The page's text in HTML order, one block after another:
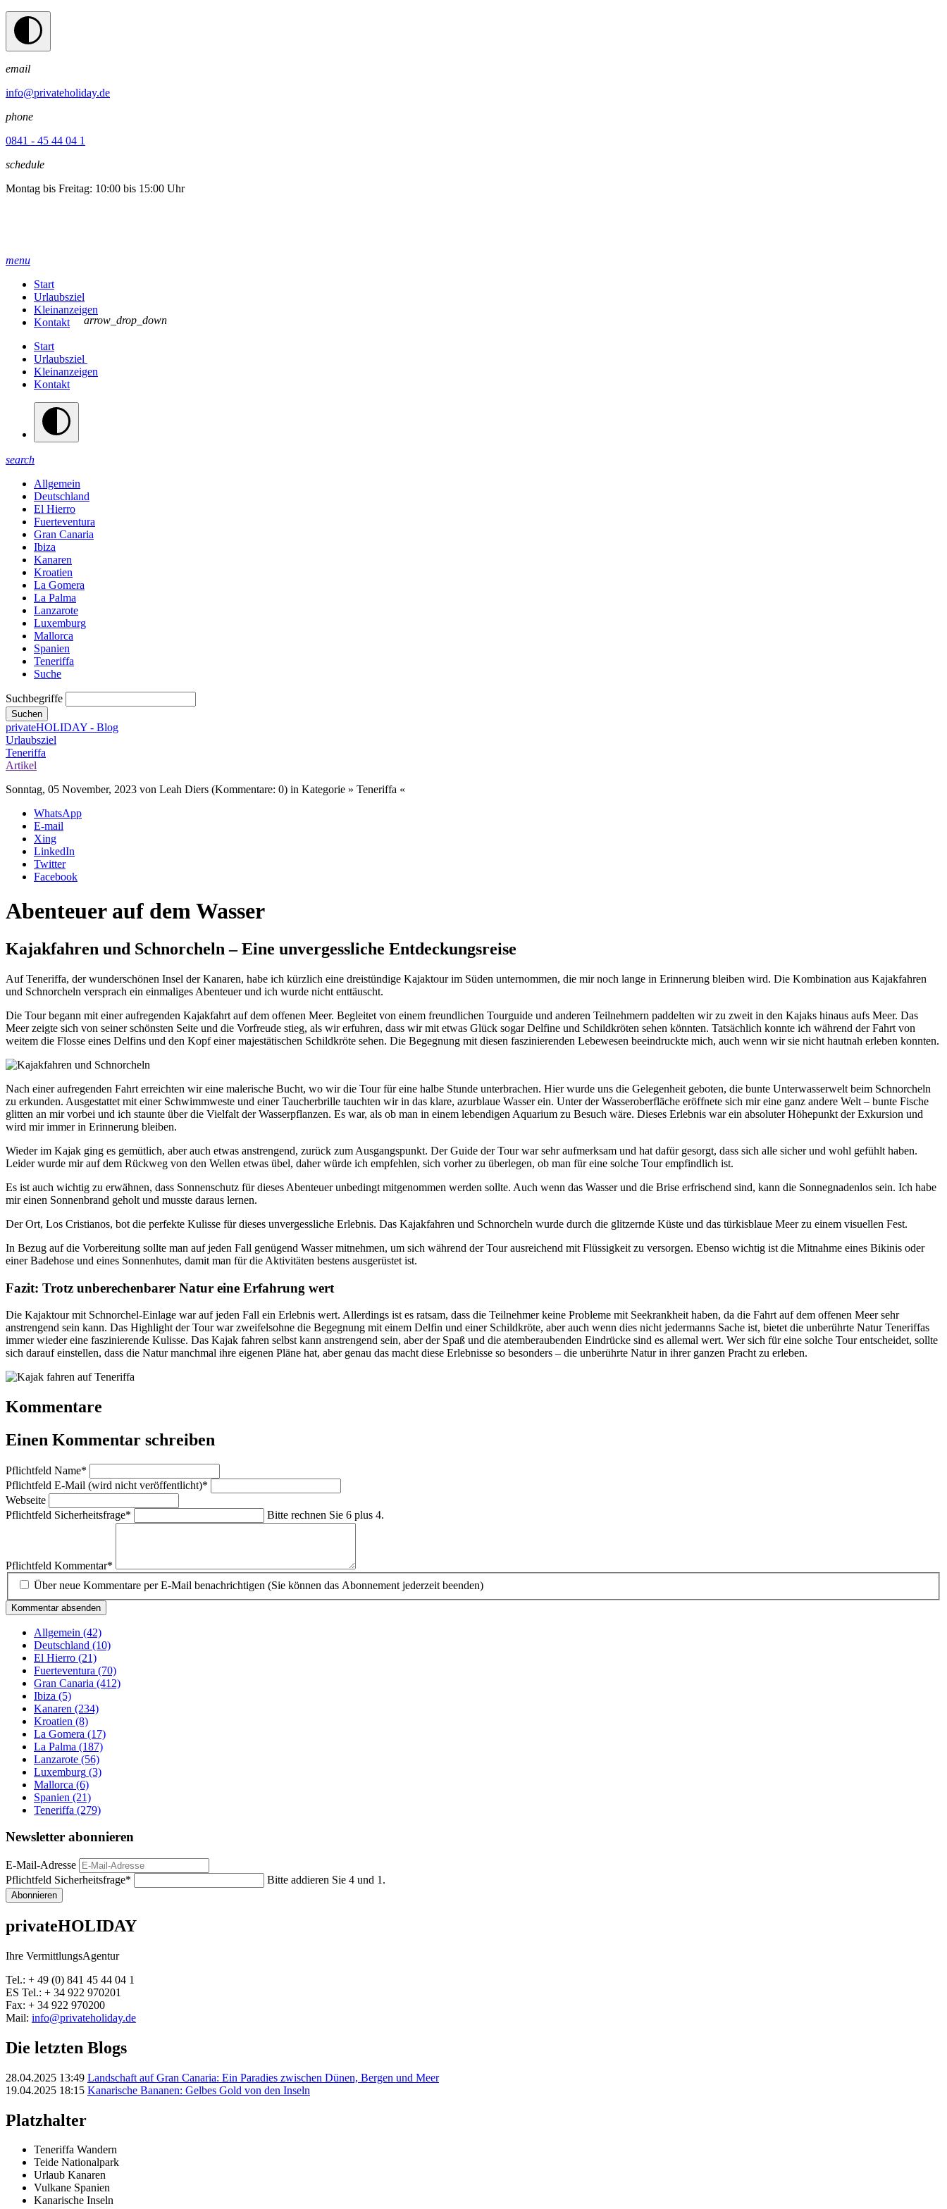
email
info@privateholiday.de
phone
0841 - 45 44 04 1
schedule
Montag bis Freitag: 10:00 bis 15:00 Uhr
menu
Start
Urlaubsziel
Kleinanzeigen
Kontakt
Start
Urlaubsziel
arrow_drop_down
Kleinanzeigen
Kontakt
search
Allgemein
Deutschland
El Hierro
Fuerteventura
Gran Canaria
Ibiza
Kanaren
Kroatien
La Gomera
La Palma
Lanzarote
Luxemburg
Mallorca
Spanien
Teneriffa
Suche
Suchbegriffe
Suchen
privateHOLIDAY - Blog
Urlaubsziel
Teneriffa
Artikel
Sonntag, 05 November, 2023 von Leah Diers (Kommentare: 0) in Kategorie » Teneriffa «
WhatsApp
E-mail
Xing
LinkedIn
Twitter
Facebook
Abenteuer auf dem Wasser
Kajakfahren und Schnorcheln – Eine unvergessliche Entdeckungsreise
Auf Teneriffa, der wunderschönen Insel der Kanaren, habe ich kürzlich eine dreistündige Kajaktour im Süden unternommen, die mir noch lange in Erinnerung bleiben wird. Die Kombination aus Kajakfahren
und Schnorcheln versprach ein einmaliges Abenteuer und ich wurde nicht enttäuscht.
Die Tour begann mit einer aufregenden Kajakfahrt auf dem offenen Meer. Begleitet von einem freundlichen Tourguide und anderen Teilnehmern paddelten wir zu zweit in den Kajaks hinaus aufs Meer. Das
Meer zeigte sich von seiner schönsten Seite und die Vorfreude stieg, als wir erfuhren, dass wir mit etwas Glück sogar Delfine und Schildkröten sehen könnten. Tatsächlich konnte ich während der Fahrt von
weitem die Flosse eines Delfins und den Kopf einer majestätischen Schildkröte sehen. Die Begegnung mit diesen faszinierenden Lebewesen beeindruckte mich, auch wenn wir sie nicht hautnah erleben konnten.
Nach einer aufregenden Fahrt erreichten wir eine malerische Bucht, wo wir die Tour für eine halbe Stunde unterbrachen. Hier wurde uns die Gelegenheit geboten, die bunte Unterwasserwelt beim Schnorcheln
zu erkunden. Ausgestattet mit einer Schwimmweste und einer Taucherbrille tauchten wir in das klare, azurblaue Wasser ein. Unter der Wasseroberfläche eröffnete sich mir eine ganz andere Welt – bunte Fische
glitten an mir vorbei und ich staunte über die Vielfalt der Wasserpflanzen. Es war, als ob man in einem lebendigen Aquarium zu Besuch wäre. Dieses Erlebnis war ein absoluter Höhepunkt der Exkursion und
wird mir immer in Erinnerung bleiben.
Wieder im Kajak ging es gemütlich, aber auch etwas anstrengend, zurück zum Ausgangspunkt. Der Guide der Tour war sehr aufmerksam und hat dafür gesorgt, dass sich alle sicher und wohl gefühlt haben.
Leider wurde mir auf dem Rückweg von den Wellen etwas übel, daher würde ich empfehlen, sich vorher zu überlegen, ob man für eine solche Tour empfindlich ist.
Es ist auch wichtig zu erwähnen, dass Sonnenschutz für dieses Abenteuer unbedingt mitgenommen werden sollte. Auch wenn das Wasser und die Brise erfrischend sind, kann die Sonnegnadenlos sein. Ich habe
mir einen Sonnenbrand geholt und musste daraus lernen.
Der Ort, Los Cristianos, bot die perfekte Kulisse für dieses unvergessliche Erlebnis. Das Kajakfahren und Schnorcheln wurde durch die glitzernde Küste und das türkisblaue Meer zu einem visuellen Fest.
In Bezug auf die Vorbereitung sollte man auf jeden Fall genügend Wasser mitnehmen, um sich während der Tour ausreichend mit Flüssigkeit zu versorgen. Ebenso wichtig ist die Mitnahme eines Bikinis oder
einer Badehose und eines Sonnenhutes, damit man für die Aktivitäten bestens ausgerüstet ist.
Fazit: Trotz unberechenbarer Natur eine Erfahrung wert
Die Kajaktour mit Schnorchel-Einlage war auf jeden Fall ein Erlebnis wert. Allerdings ist es ratsam, dass die Teilnehmer keine Probleme mit Seekrankheit haben, da die Fahrt auf dem offenen Meer sehr
anstrengend sein kann. Das Highlight der Tour war zweifelsohne die Begegnung mit einem Delfin und einer Schildkröte, aber auch wenn dies nicht jedermanns Sache ist, bietet die unberührte Natur Teneriffas
immer wieder eine faszinierende Kulisse. Das Kajak fahren selbst kann anstrengend sein, aber der Spaß und die atemberaubenden Eindrücke sind es allemal wert. Wer sich für eine solche Tour entscheidet, sollte
sich darauf einstellen, dass die Natur manchmal ihre eigenen Pläne hat, aber genau das macht diese Erlebnisse so besonders – die unberührte Natur in ihrer ganzen Pracht zu erleben.
Kommentare
Einen Kommentar schreiben
Pflichtfeld Name*
Pflichtfeld E-Mail (wird nicht veröffentlicht)*
Webseite
Pflichtfeld Sicherheitsfrage* Bitte rechnen Sie 6 plus 4.
Pflichtfeld Kommentar*
Über neue Kommentare per E-Mail benachrichtigen (Sie können das Abonnement jederzeit beenden)
Kommentar absenden
Allgemein (42)
Deutschland (10)
El Hierro (21)
Fuerteventura (70)
Gran Canaria (412)
Ibiza (5)
Kanaren (234)
Kroatien (8)
La Gomera (17)
La Palma (187)
Lanzarote (56)
Luxemburg (3)
Mallorca (6)
Spanien (21)
Teneriffa (279)
Newsletter abonnieren
E-Mail-Adresse
Pflichtfeld Sicherheitsfrage* Bitte addieren Sie 4 und 1.
Abonnieren
privateHOLIDAY
Ihre VermittlungsAgentur
Tel.: + 49 (0) 841 45 44 04 1
ES Tel.: + 34 922 970201
Fax: + 34 922 970200
Mail: info@privateholiday.de
Die letzten Blogs
28.04.2025 13:49 Landschaft auf Gran Canaria: Ein Paradies zwischen Dünen, Bergen und Meer
19.04.2025 18:15 Kanarische Bananen: Gelbes Gold von den Inseln
Platzhalter
Teneriffa Wandern
Teide Nationalpark
Urlaub Kanaren
Vulkane Spanien
Kanarische Inseln